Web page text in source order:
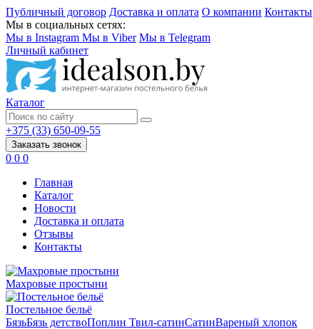
Публичный договор Доставка и оплата О компании Контакты
Мы в социальных сетях:
Мы в Instagram Мы в Viber Мы в Telegram
Личный кабинет
Каталог
+375 (33) 650-09-55
Заказать звонок
0 0 0
Главная
Каталог
Новости
Доставка и оплата
Отзывы
Контакты
Махровые простыни
Постельное бельё
БязьБязь детствоПоплин Твил-сатинСатинВареный хлопок